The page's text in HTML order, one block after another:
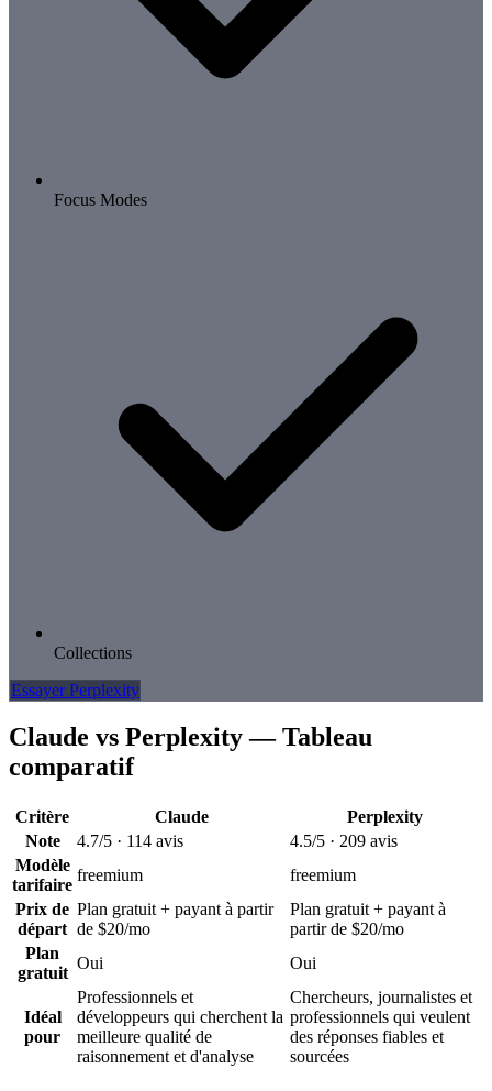
Focus Modes
Collections
Essayer Perplexity
Claude vs Perplexity — Tableau
comparatif
Critère Claude
Perplexity
Note
4.7/5 · 114 avis 4.5/5 · 209 avis
Modèle
tarifaire
freemium
freemium
Prix de
départ
Plan gratuit + payant à partir
de $20/mo
Plan gratuit + payant à
partir de $20/mo
Plan
gratuit
Oui Oui
Idéal
pour
Professionnels et
développeurs qui cherchent la
meilleure qualité de
raisonnement et d'analyse
Chercheurs, journalistes et
professionnels qui veulent
des réponses fiables et
sourcées